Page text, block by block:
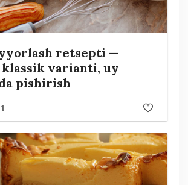
retsepti —
varianti, uy
pishirish
1